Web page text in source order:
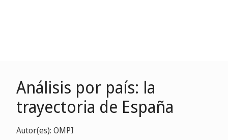
Análisis por país: la
trayectoria de España
Autor(es): OMPI